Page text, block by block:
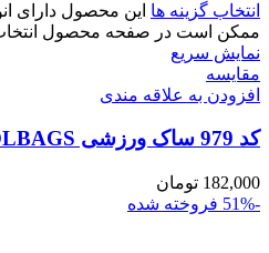
انتخاب گزینه ها این محصول دارای
ممکن است در صفحه محصول
نمایش سریع
مقايسه
افزودن به علاقه مندی
کد 979 ساک ورزشی EPOLBAGS
182,000 تومان
-51%
فروخته شده